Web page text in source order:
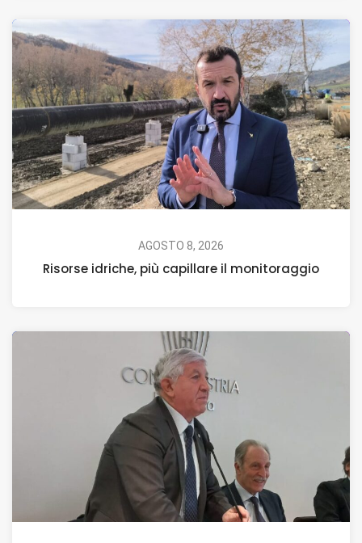
AGOSTO 8, 2026
Risorse idriche, più capillare il monitoraggio